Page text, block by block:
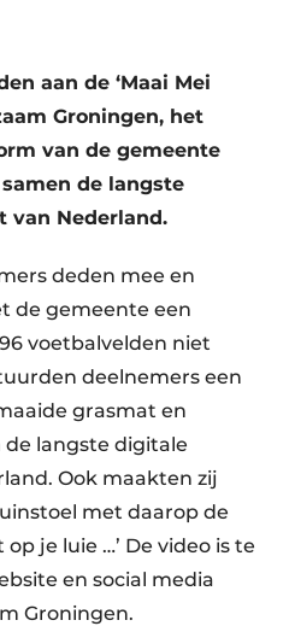
aan de ‘Maai Mei
Groningen, het
van de gemeente
de langste
van Nederland.
deden mee en
de gemeente een
voetbalvelden niet
deelnemers een
grasmat en
de langste digitale
Ook maakten zij
met daarop de
je luie …’ De video is te
en social media
Groningen.